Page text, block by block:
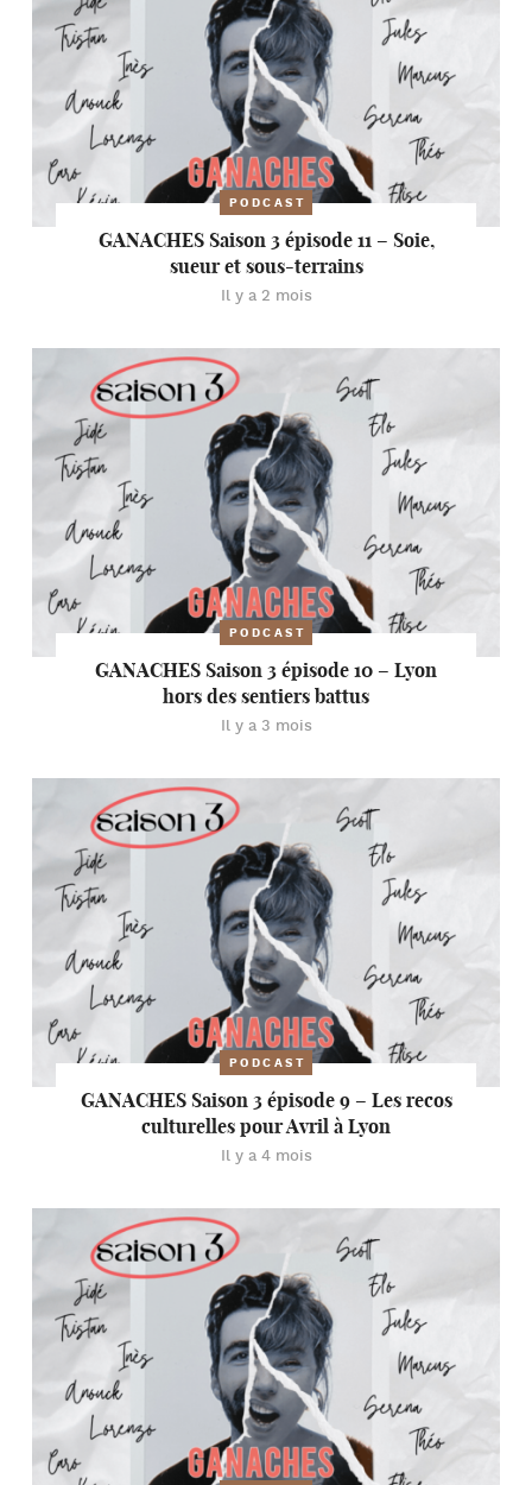
PODCAST
GANACHES Saison 3 épisode 11 – Soie,
sueur et sous-terrains
Il y a 2 mois
PODCAST
GANACHES Saison 3 épisode 10 – Lyon
hors des sentiers battus
Il y a 3 mois
PODCAST
GANACHES Saison 3 épisode 9 – Les recos
culturelles pour Avril à Lyon
Il y a 4 mois